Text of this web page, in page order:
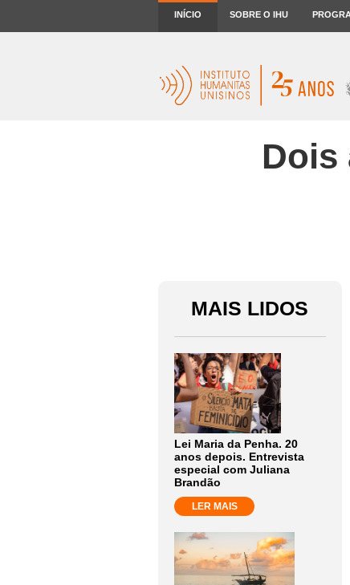
INÍCIO SOBRE O IHU
Dois
MAIS LIDOS
Lei Maria da Penha. 20
anos depois. Entrevista
especial com Juliana
Brandão
LER MAIS